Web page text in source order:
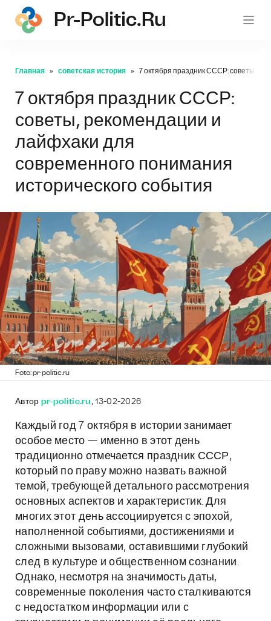
pr-
Pr-Politic.ru
Главная советская история 7 октября праздник СССР: советы,
7 октября праздник СССР:
советы, рекомендации и
лайфхаки для
современного понимания
исторического события
Foto: pr-politic.ru
Автор pr-politic.ru , 13-02-2026
Каждый год 7 октября в истории занимает
особое место — именно в этот день
традиционно отмечается праздник СССР,
который по праву можно назвать важной
темой, требующей детального рассмотрения
основных аспектов и характеристик. Для
многих этот день ассоциируется с эпохой,
наполненной событиями, достижениями и
сложными вызовами, оставившими глубокий
след в культуре и общественном сознании.
Однако, несмотря на значимость даты,
современные поколения часто сталкиваются
с недостатком информации или с